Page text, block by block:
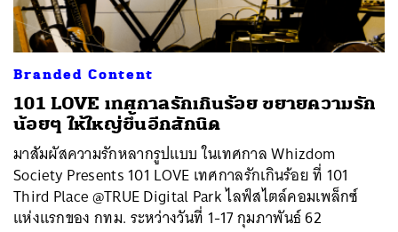
Branded Content
101 LOVE เทศกาลรักเกินร้อย ขยายความรัก
น้อยๆ ให้ใหญ่ขึ้นอีกสักนิด
มาสัมผัสความรักหลากรูปแบบ ในเทศกาล Whizdom
Society Presents 101 LOVE เทศกาลรักเกินร้อย ที่ 101
Third Place @TRUE Digital Park ไลฟ์สไตล์คอมเพล็กซ์
แห่งแรกของ กทม. ระหว่างวันที่ 1-17 กุมภาพันธ์ 62
ค้นหา
SHARE TWEET LINE EMAIL